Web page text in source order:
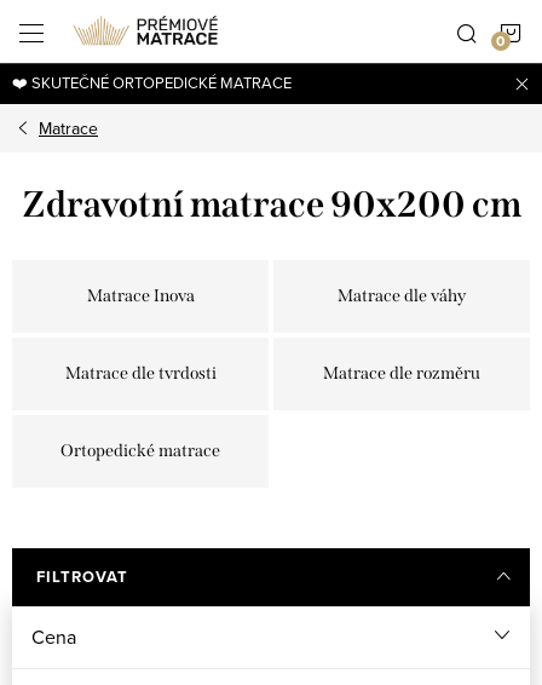
obsah
❤️ SKUTEČNÉ ORTOPEDICKÉ MATRACE
Matrace
Zdravotní matrace 90x200 cm
Matrace Inova Matrace dle váhy
Matrace dle tvrdosti Matrace dle rozměru
Ortopedické matrace
FILTROVAT
Cena